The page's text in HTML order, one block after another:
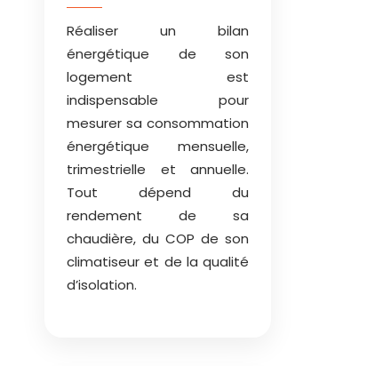
Réaliser un bilan
énergétique de son
logement est
indispensable pour
mesurer sa consommation
énergétique mensuelle,
trimestrielle et annuelle.
Tout dépend du
rendement de sa
chaudière, du COP de son
climatiseur et de la qualité
d’isolation.